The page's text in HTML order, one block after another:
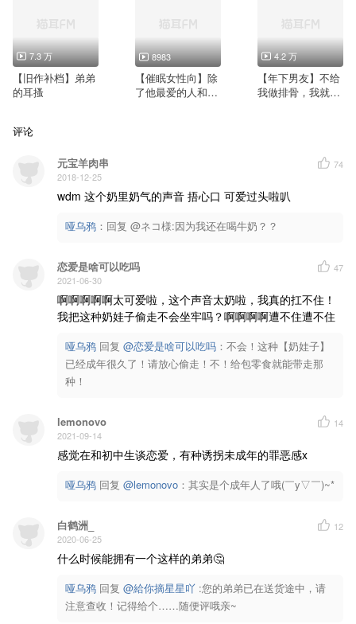
7.3 万
【旧作补档】弟弟
的耳搔
8983
【催眠女性向】除
了他最爱的人和阳
4.2 万
【年下男友】不给
我做排骨，我就不
评论
元宝羊肉串
2018-12-25
74
wdm 这个奶里奶气的声音 捂心口 可爱过头啦叭
哑乌鸦 ： 回复 @ネコ様:因为我还在喝牛奶？？
恋爱是啥可以吃吗
2021-06-30
47
啊啊啊啊啊太可爱啦，这个声音太奶啦，我真的扛不住！
我把这种奶娃子偷走不会坐牢吗？啊啊啊啊遭不住遭不住
哑乌鸦 回复 @恋爱是啥可以吃吗 ：不会！这种【奶娃子】
已经成年很久了！请放心偷走！不！给包零食就能带走那
种！
lemonovo
2021-09-14
14
感觉在和初中生谈恋爱，有种诱拐未成年的罪恶感x
哑乌鸦 回复 @lemonovo ：其实是个成年人了哦(￣y▽￣)~*
白鹤洲_
2020-06-25
12
什么时候能拥有一个这样的弟弟🤔
哑乌鸦 回复 @給你摘星星吖 :您的弟弟已在送货途中，请
注意查收！记得给个……随便评哦亲~